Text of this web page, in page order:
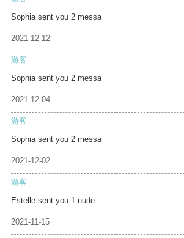
Sophia sent you 2 messa
2021-12-12
游客
Sophia sent you 2 messa
2021-12-04
游客
Sophia sent you 2 messa
2021-12-02
游客
Estelle sent you 1 nude
2021-11-15